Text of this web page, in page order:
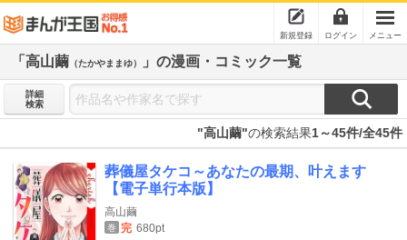
新規登録 ログイン メニュー
「高山繭 （たかやままゆ） 」の漫画・コミック一覧
詳細
検索
"高山繭"の検索結果1～45件/全45件
葬儀屋タケコ～あなたの最期、叶えます
【電子単行本版】
高山繭
巻 完 680pt